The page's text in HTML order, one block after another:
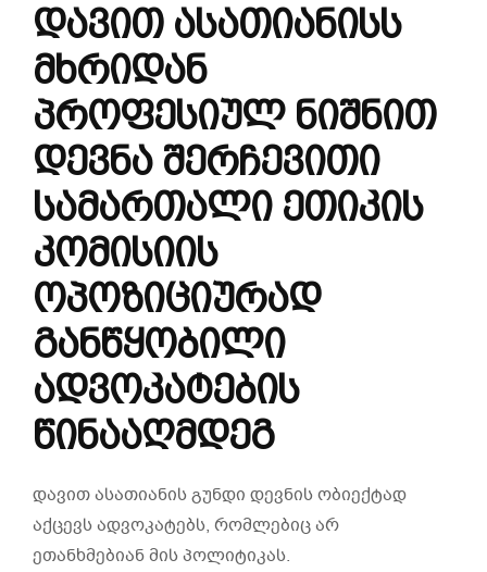
დავით ასათიანისს
მხრიდან
პროფესიულ ნიშნით
დევნაშერჩევითი
სამართალი ეთიკის
კომისიის
ოპოზიციურად
განწყობილი
ადვოკატების
წინააღმდეგ
დავით ასათიანის გუნდი დევნის ობიექტად
აქცევს ადვოკატებს, რომლებიც არ
ეთანხმებიან მის პოლიტიკას.